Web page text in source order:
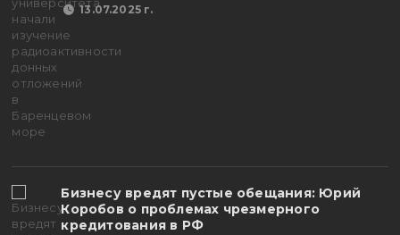
13.07.2025 г.
Бизнесу вредят пустые обещания: Юрий
Коробов о проблемах чрезмерного
кредитования в РФ